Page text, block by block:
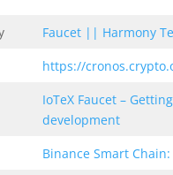
Faucet || Harmony
https://
IoTeX Faucet –
development
Binance Smart Chain: